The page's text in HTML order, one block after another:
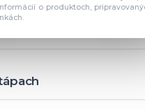
o produktoch,